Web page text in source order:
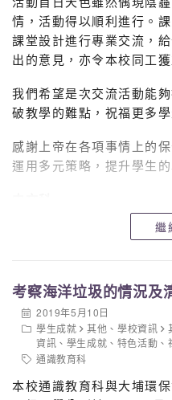
情，活動得以順利進行。
課堂設計進行專業交流，
出的意見，亦令本校同工獲
我們希望是次交流活動能
破教學的難點，祝福更多學
感謝上帝在各項事情上的
運用多元策略，提升學生
繼
考察海洋垃圾的情況及
2019年5月10日
學生成就
其他 、學校資訊
資訊 、 學生成就 、 特色活動 、
通識教育科
本校通識教育科與大埔環